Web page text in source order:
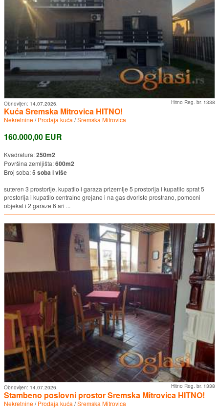
Hitno Reg. br. 1338
Obnovljen: 14.07.2026.
Kuća Sremska Mitrovica HITNO!
Nekretnine/Prodaja kuća /Sremska Mitrovica
160.000,00 EUR
Kvadratura:250m2
Površina zemljišta:600m2
Broj soba:5 soba i više
suteren 3 prostorije, kupatilo i garaza prizemlje 5 prostorija i kupatilo sprat 5
prostorija i kupatilo centralno grejane i na gas dvoriste prostrano, pomocni
objekat i 2 garaze 6 ari ...
Hitno Reg. br. 1338
Obnovljen: 14.07.2026.
Stambeno poslovni prostor Sremska Mitrovica HITNO!
Nekretnine/Prodaja kuća /Sremska Mitrovica